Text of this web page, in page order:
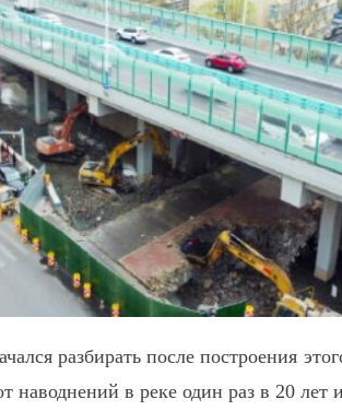
разбирать после построения
наводнений в реке один раз в 20 лет